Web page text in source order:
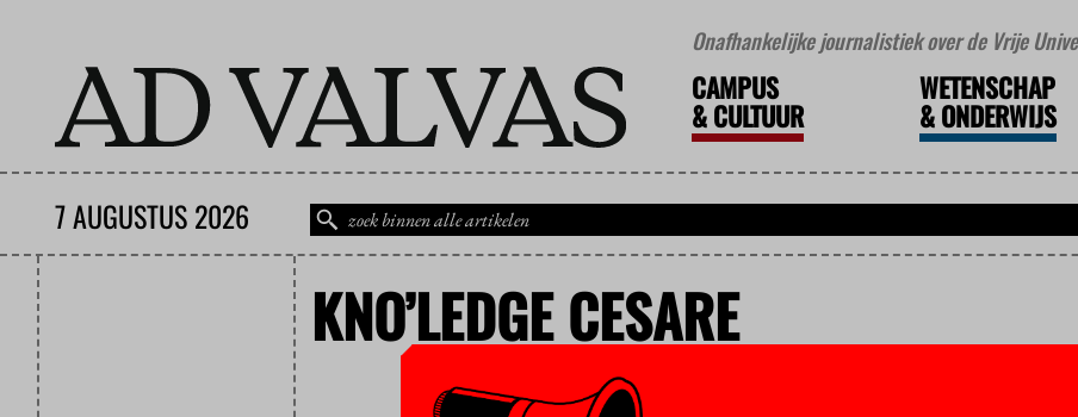
Onafhankelijke journalistiek over de Vrije
CAMPUS
&CULTUUR
WETENSCHAP
&ONDERWIJS
7 AUGUSTUS 2026
KNO’LEDGE CESARE